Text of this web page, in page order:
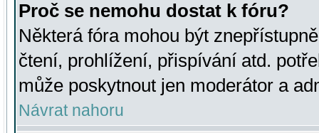
Proč se nemohu dostat k fóru?
Některá fóra mohou být
čtení, prohlížení, přispívání atd.
může poskytnout jen moderátor a
Návrat nahoru